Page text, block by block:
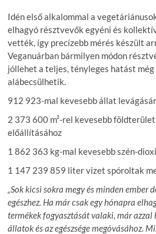
Idén első alkalommal a
elhagyó résztvevők egyéni és
vették, így precízebb mérés készült
Veganuárban bármilyen módon
jóllehet a teljes, tényleges hatást még
alábecsülhetik.
912 923-mal kevesebb állat
2 373 600 m²-rel kevesebb
előállításához
1 862 363 kg-mal kevesebb szén-
1 147 239 859 liter vizet spóroltak
„Sok kicsi sokra megy és minden ember
egészhez. Ha már csak egy hónapra
termékek fogyasztását valaki, már
állatok és az egészsége megóvásához.